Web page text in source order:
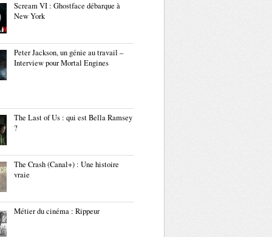
Scream VI : Ghostface débarque à
New York
Peter Jackson, un génie au travail –
Interview pour Mortal Engines
The Last of Us : qui est Bella Ramsey
?
The Crash (Canal+) : Une histoire
vraie
Métier du cinéma : Rippeur